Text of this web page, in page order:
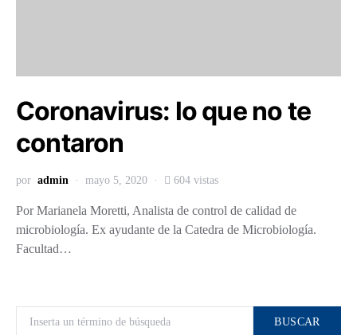
Coronavirus: lo que no te
contaron
por admin mayo 5, 2020 604 vistas
Por Marianela Moretti, Analista de control de calidad de
microbiología. Ex ayudante de la Catedra de Microbiología.
Facultad…
BUSCAR